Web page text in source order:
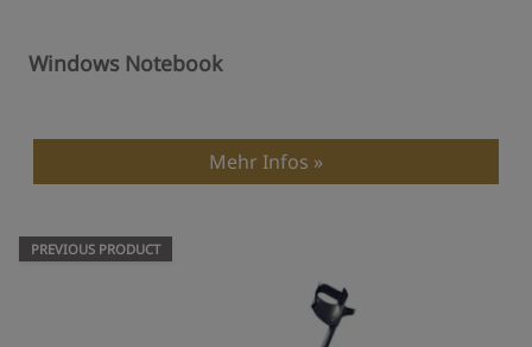
Windows Notebook
Mehr Infos
PREVIOUS PRODUCT